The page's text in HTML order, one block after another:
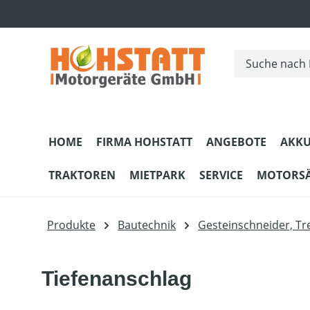
HOME FIRMA HOHSTATT ANGEBOTE
TRAKTOREN MIETPARK SERVICE
Produkte Bautechnik Gesteinschneider,
Tiefenanschlag